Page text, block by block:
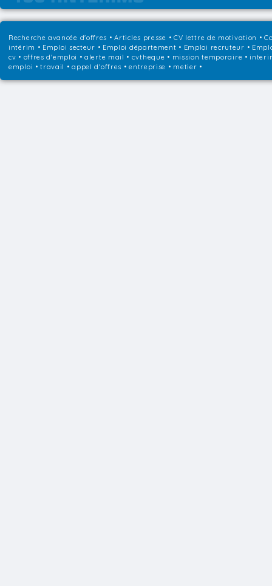
Recherche avancée d'offres •Articles presse • CV lettre de motivation •
intérim • Emploi secteur • Emploi département • Emploi recruteur •
cv • offres d'emploi • alerte mail • cvtheque • mission temporaire •
emploi • travail • appel d'offres • entreprise • metier •